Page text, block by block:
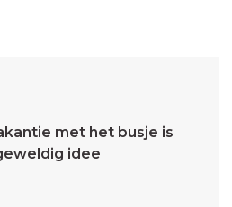
met het busje is
idee